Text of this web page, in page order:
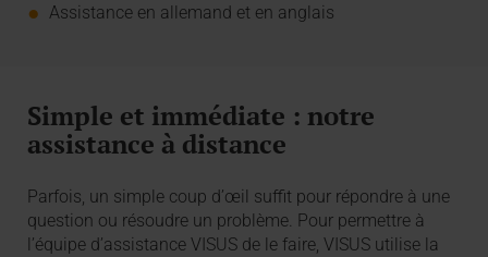
Assistance en allemand et en anglais
Simple et immédiate : notre
assistance à distance
Parfois, un simple coup d’œil suffit pour répondre à une
question ou résoudre un problème. Pour permettre à
l’équipe d’assistance VISUS de le faire, VISUS utilise la